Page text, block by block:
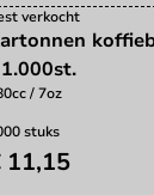
verkocht
/ 7oz
stuks
11,15